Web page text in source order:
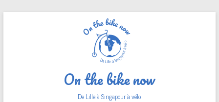
On the bike now
De Lille à Singapour à vélo